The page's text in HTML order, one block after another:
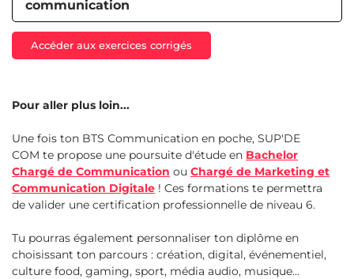
communication
Accéder aux exercices corrigés
Pour aller plus loin...
Une fois ton BTS Communication en poche, SUP'DE
COM te propose une poursuite d'étude en Bachelor
Chargé de Communication ou Chargé de Marketing et
Communication Digitale ! Ces formations te permettra
de valider une certification professionnelle de niveau 6.
Tu pourras également personnaliser ton diplôme en
choisissant ton parcours : création, digital, événementiel,
culture food, gaming, sport, média audio, musique...